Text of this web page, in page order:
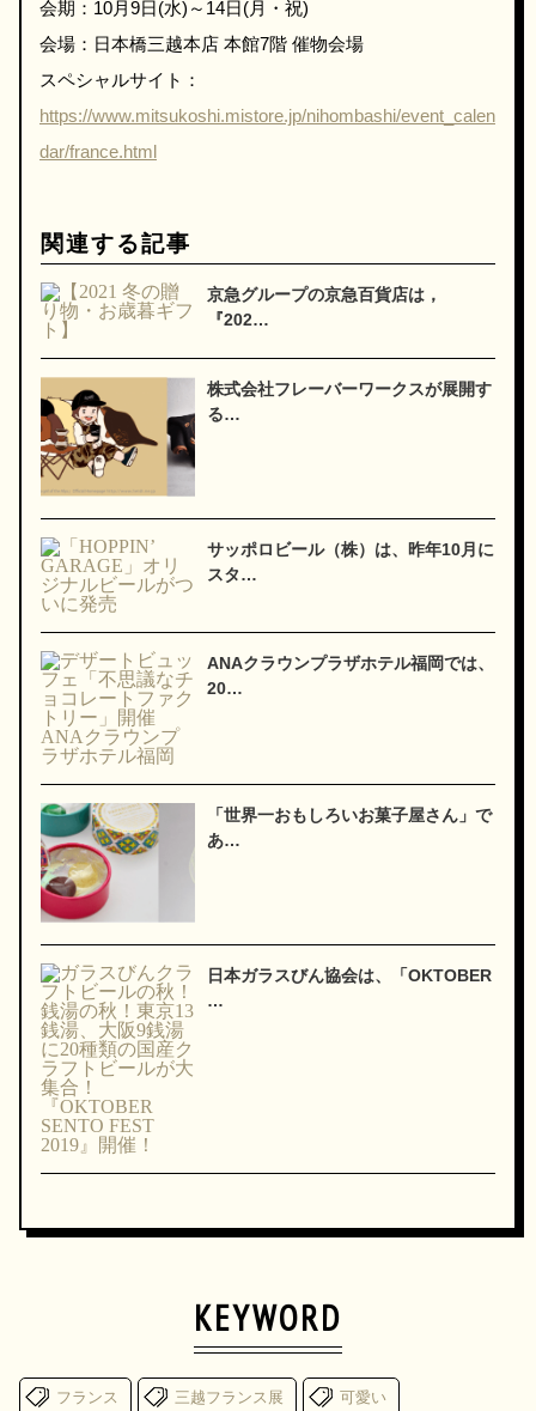
会期：10月9日(水)～14日(月・祝)
会場：日本橋三越本店 本館7階 催物会場
スペシャルサイト：
https://www.mitsukoshi.mistore.jp/nihombashi/event_calen
dar/france.html
関連する記事
京急グループの京急百貨店は，
『202…
株式会社フレーバーワークスが展開す
る…
サッポロビール（株）は、昨年10月に
スタ…
ANAクラウンプラザホテル福岡では、
20…
「世界一おもしろいお菓子屋さん」で
あ…
日本ガラスびん協会は、「OKTOBER
…
KEYWORD
フランス 三越フランス展 可愛い